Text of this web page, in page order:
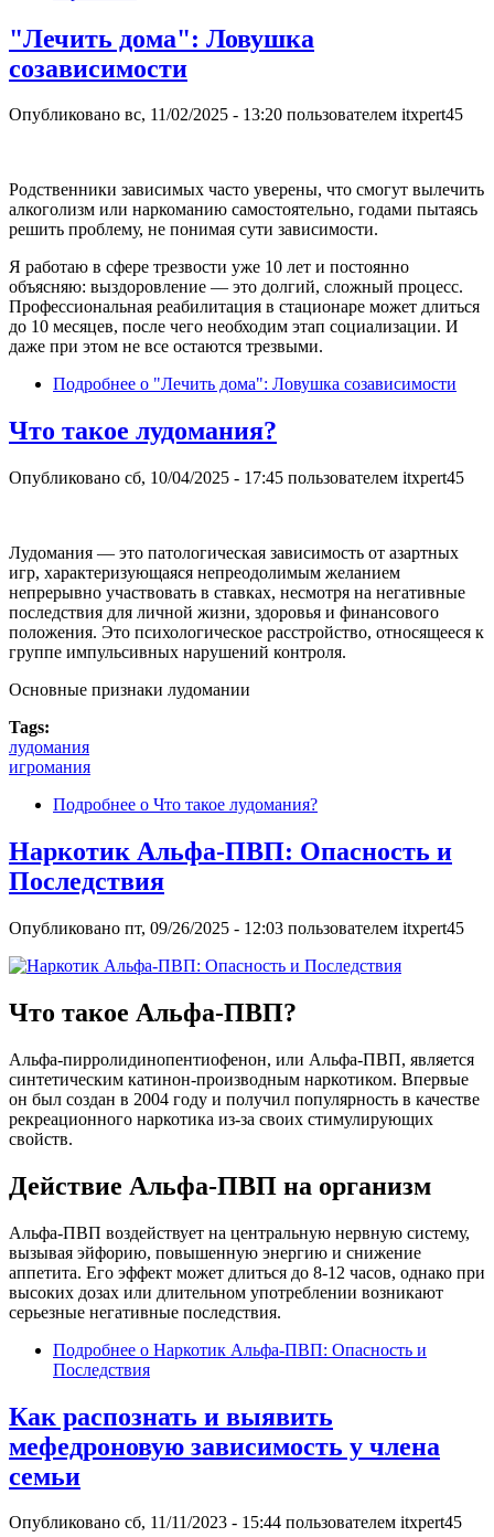
"Лечить дома": Ловушка
созависимости
Опубликовано вс, 11/02/2025 - 13:20 пользователем itxpert45
Родственники зависимых часто уверены, что смогут вылечить
алкоголизм или наркоманию самостоятельно, годами пытаясь
решить проблему, не понимая сути зависимости.
Я работаю в сфере трезвости уже 10 лет и постоянно
объясняю: выздоровление — это долгий, сложный процесс.
Профессиональная реабилитация в стационаре может длиться
до 10 месяцев, после чего необходим этап социализации. И
даже при этом не все остаются трезвыми.
Подробнее о "Лечить дома": Ловушка созависимости
Что такое лудомания?
Опубликовано сб, 10/04/2025 - 17:45 пользователем itxpert45
Лудомания — это патологическая зависимость от азартных
игр, характеризующаяся непреодолимым желанием
непрерывно участвовать в ставках, несмотря на негативные
последствия для личной жизни, здоровья и финансового
положения. Это психологическое расстройство, относящееся к
группе импульсивных нарушений контроля.
Основные признаки лудомании
Tags:
лудомания
игромания
Подробнее о Что такое лудомания?
Наркотик Альфа-ПВП: Опасность и
Последствия
Опубликовано пт, 09/26/2025 - 12:03 пользователем itxpert45
Что такое Альфа-ПВП?
Альфа-пирролидинопентиофенон, или Альфа-ПВП, является
синтетическим катинон-производным наркотиком. Впервые
он был создан в 2004 году и получил популярность в качестве
рекреационного наркотика из-за своих стимулирующих
свойств.
Действие Альфа-ПВП на организм
Альфа-ПВП воздействует на центральную нервную систему,
вызывая эйфорию, повышенную энергию и снижение
аппетита. Его эффект может длиться до 8-12 часов, однако при
высоких дозах или длительном употреблении возникают
серьезные негативные последствия.
Подробнее о Наркотик Альфа-ПВП: Опасность и
Последствия
Как распознать и выявить
мефедроновую зависимость у члена
семьи
Опубликовано сб, 11/11/2023 - 15:44 пользователем itxpert45